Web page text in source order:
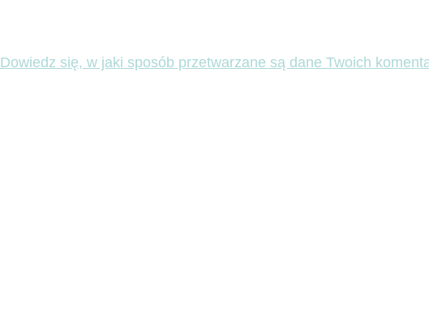
Dowiedz się, w jaki sposób przetwarzane są dane Twoich